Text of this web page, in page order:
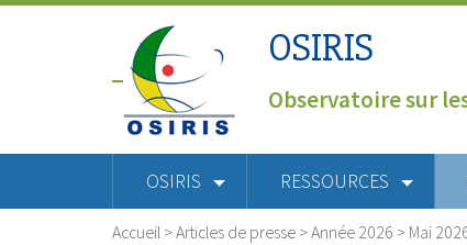
OSIRIS
Observatoire sur
OSIRIS RESSOURCES
Accueil >Articles de presse >Année 2026 > Mai